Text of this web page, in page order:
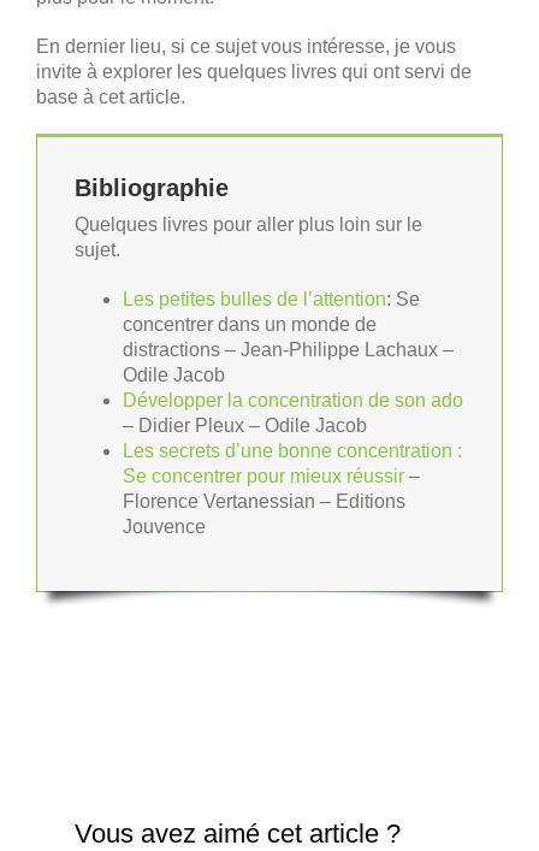
En dernier lieu, si ce sujet vous intéresse, je vous
invite à explorer les quelques livres qui ont servi de
base à cet article.
Bibliographie
Quelques livres pour aller plus loin sur le
sujet.
Les petites bulles de l’attention: Se
concentrer dans un monde de
distractions – Jean-Philippe Lachaux –
Odile Jacob
Développer la concentration de son ado
– Didier Pleux – Odile Jacob
Les secrets d’une bonne concentration :
Se concentrer pour mieux réussir –
Florence Vertanessian – Editions
Jouvence
Vous avez aimé cet article ?